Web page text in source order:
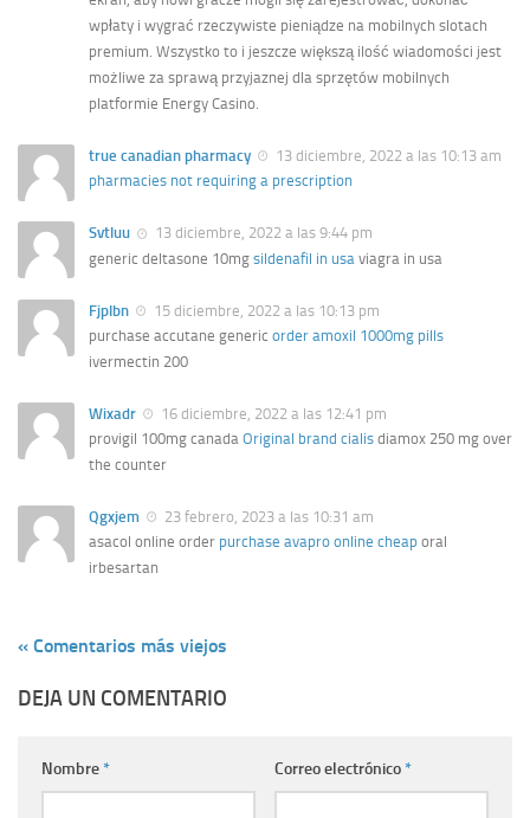
wpłaty i wygrać rzeczywiste pieniądze na mobilnych slotach
premium. Wszystko to i jeszcze większą ilość wiadomości jest
możliwe za sprawą przyjaznej dla sprzętów mobilnych
platformie Energy Casino.
true canadian pharmacy
13 diciembre, 2022 a las 10:13 am
pharmacies not requiring a prescription
Svtluu
13 diciembre, 2022 a las 9:44 pm
generic deltasone 10mg sildenafil in usa viagra in usa
Fjplbn
15 diciembre, 2022 a las 10:13 pm
purchase accutane generic order amoxil 1000mg pills
ivermectin 200
Wixadr
16 diciembre, 2022 a las 12:41 pm
provigil 100mg canada Original brand cialis diamox 250 mg over
the counter
Qgxjem
23 febrero, 2023 a las 10:31 am
asacol online order purchase avapro online cheap oral
irbesartan
« Comentarios más viejos
DEJA UN COMENTARIO
Nombre* Correo electrónico*